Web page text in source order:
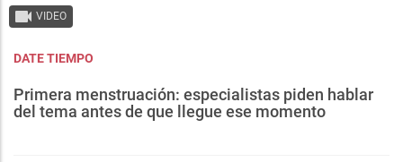
VIDEO
DATE TIEMPO
Primera menstruación: especialistas piden hablar
del tema antes de que llegue ese momento